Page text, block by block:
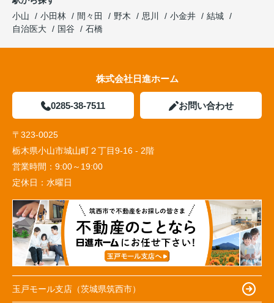
小山
小田林 間々田 野木 思川 小金井
結城
自治医大
国谷 石橋
株式会社日進ホーム
0285-38-7511 お問い合わせ
〒323-0025
栃木県小山市城山町２丁目9-16 - 2階
営業時間： 9:00～19:00
定休日： 水曜日
玉戸モール支店（茨城県筑西市）